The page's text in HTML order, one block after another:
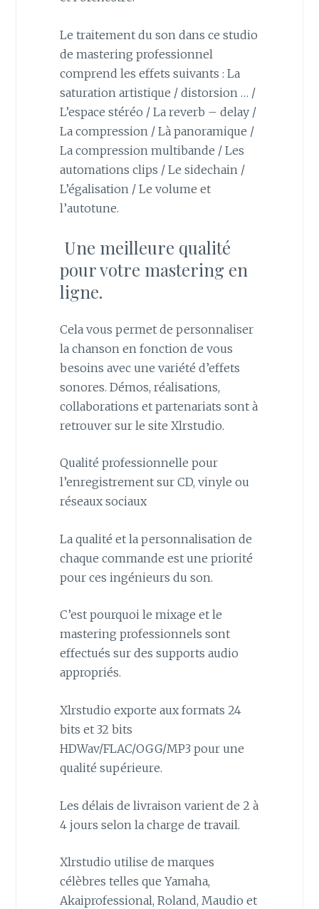
Le traitement du son dans ce studio
de mastering professionnel
comprend les effets suivants : La
saturation artistique / distorsion … /
L’espace stéréo / La reverb – delay /
La compression / Là panoramique /
La compression multibande / Les
automations clips / Le sidechain /
L’égalisation / Le volume et
l’autotune.
Une meilleure qualité
pour votre mastering en
ligne.
Cela vous permet de personnaliser
la chanson en fonction de vous
besoins avec une variété d’effets
sonores. Démos, réalisations,
collaborations et partenariats sont à
retrouver sur le site Xlrstudio.
Qualité professionnelle pour
l’enregistrement sur CD, vinyle ou
réseaux sociaux
La qualité et la personnalisation de
chaque commande est une priorité
pour ces ingénieurs du son.
C’est pourquoi le mixage et le
mastering professionnels sont
effectués sur des supports audio
appropriés.
Xlrstudio exporte aux formats 24
bits et 32 ​​bits
HDWav/FLAC/OGG/MP3 pour une
qualité supérieure.
Les délais de livraison varient de 2 à
4 jours selon la charge de travail.
Xlrstudio utilise de marques
célèbres telles que Yamaha,
Akaiprofessional, Roland, Maudio et